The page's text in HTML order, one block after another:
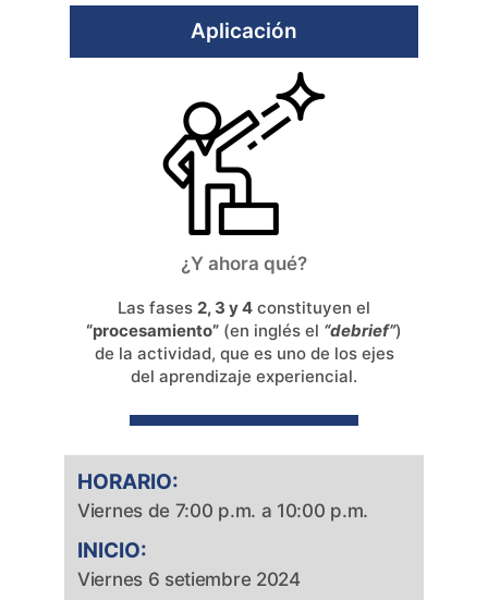
Aplicación
¿Y ahora qué?
Las fases 2, 3 y 4 constituyen el
“procesamiento” (en inglés el “debrief”)
de la actividad, que es uno de los ejes
del aprendizaje experiencial.
HORARIO:
Viernes de 7:00 p.m. a 10:00 p.m.
INICIO:
Viernes 6 setiembre 2024